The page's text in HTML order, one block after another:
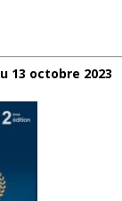
13 octobre 2023